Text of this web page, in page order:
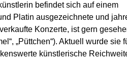
befindet sich auf einem
Platin ausgezeichnete und
Konzerte, ist gern
„Püttchen“). Aktuell wurde sie
künstlerische